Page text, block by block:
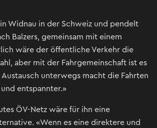
Widnau in der Schweiz und pendelt
Balzers, gemeinsam mit einem
wäre der öffentliche Verkehr die
aber mit der Fahrgemeinschaft ist es
unterwegs macht die Fahrten
entspannter.»
ÖV-Netz wäre für ihn eine
«Wenn es eine direktere und